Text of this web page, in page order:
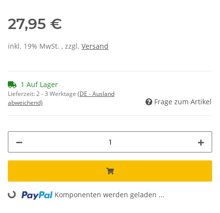
27,95 €
inkl. 19% MwSt. , zzgl. Versand
1 Auf Lager
Lieferzeit:2 - 3 Werktage (DE - Ausland
abweichend)
Frage zum Artikel
Loading... Komponenten werden geladen ...